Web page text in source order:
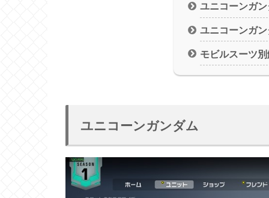
ユニコーンガ
ユニコーンガ
モビルスーツ
ユニコーンガンダム